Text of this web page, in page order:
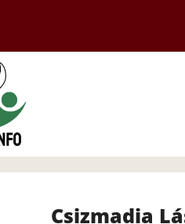
Csizmadia